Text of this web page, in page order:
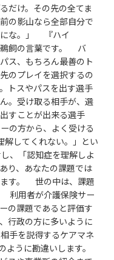
だけ。その先の全てま
の影山なら全部自分で
にな。」 『ハイ
鵜飼の言葉です。 バ
ス、もちろん最善のト
のプレイを選択するの
トスやパスを出す選手
。受け取る相手が、選
すことが出来る選手
の方から、よく受ける
解してくれない。」とい
、「認知症を理解しよ
り、あなたの課題では
ます。 世の中は、課題
利用者が介護保険サー
の課題であると評価す
行政の方に多いように
手を説得するケアマネ
うに勘違いします。